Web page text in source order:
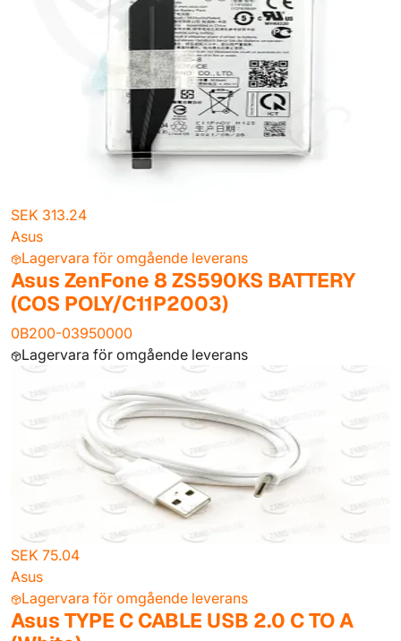
SEK 313.24
Asus
Lagervara för omgående leverans
Asus ZenFone 8 ZS590KS BATTERY
(COS POLY/C11P2003)
0B200-03950000
Lagervara för omgående leverans
SEK 75.04
Asus
Lagervara för omgående leverans
Asus TYPE C CABLE USB 2.0 C TO A